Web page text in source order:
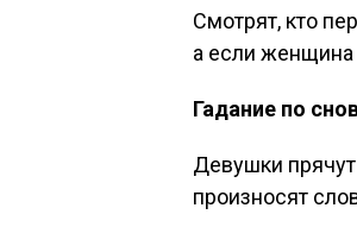
Смотрят, кто
а если женщина
Гадание по
Девушки
произносят